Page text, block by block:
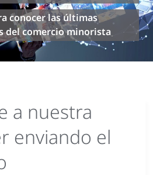
conocer las últimas
del comercio minorista
a nuestra
enviando el